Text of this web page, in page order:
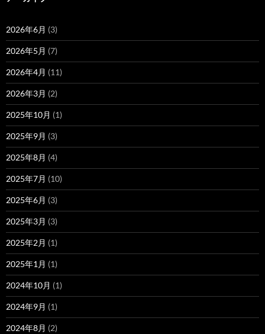
2026年6月 (3)
2026年5月 (7)
2026年4月 (11)
2026年3月 (2)
2025年10月 (1)
2025年9月 (3)
2025年8月 (4)
2025年7月 (10)
2025年6月 (3)
2025年3月 (3)
2025年2月 (1)
2025年1月 (1)
2024年10月 (1)
2024年9月 (1)
2024年8月 (2)